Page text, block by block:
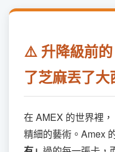
⚠️ 升降級前
了芝麻丟了大
在 AMEX 的世界裡
精細的藝術。Amex